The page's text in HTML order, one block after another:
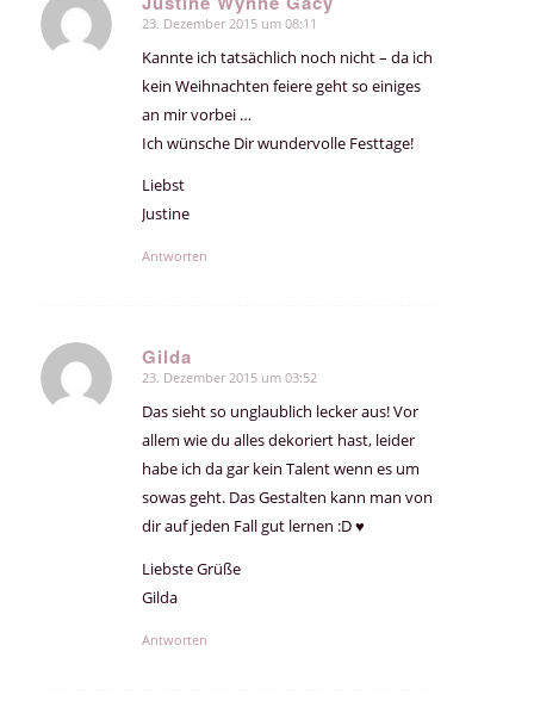
sagte:
23. Dezember 2015 um 08:11
Kannte ich tatsächlich noch nicht – da ich
kein Weihnachten feiere geht so einiges
an mir vorbei …
Ich wünsche Dir wundervolle Festtage!
Liebst
Justine
Antworten
Gilda
sagte:
23. Dezember 2015 um 03:52
Das sieht so unglaublich lecker aus! Vor
allem wie du alles dekoriert hast, leider
habe ich da gar kein Talent wenn es um
sowas geht. Das Gestalten kann man von
dir auf jeden Fall gut lernen :D ♥
Liebste Grüße
Gilda
Antworten